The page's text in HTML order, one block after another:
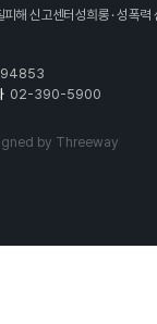
피해 신고센터성희롱 · 성폭력
02-390-5900
by Threeway